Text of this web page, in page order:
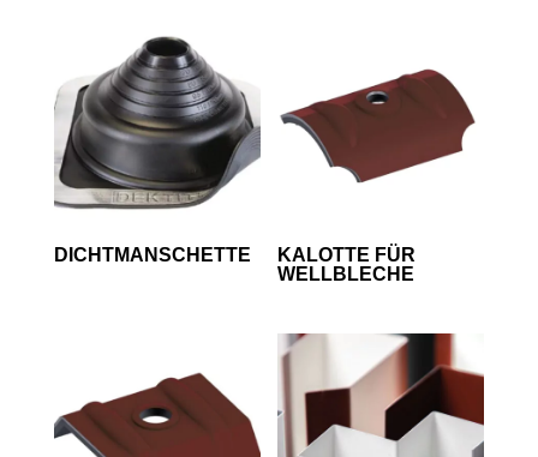
DICHTMANSCHETTE
KALOTTE FÜR
WELLBLECHE